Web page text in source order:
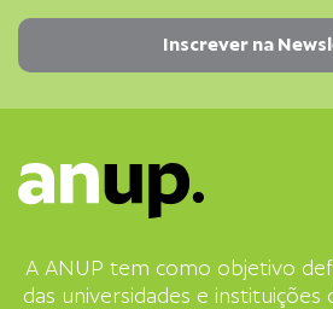
A ANUP tem como objetivo
das universidades e